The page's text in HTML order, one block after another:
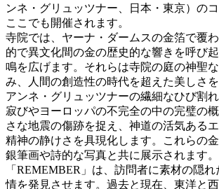
ンネ・グリュッツナー、日本・東京）の
ここでも開催されます。
寺院では、ヤーナ・ダームスの金箔で覆
的で異文化間の金の歴史的な響きを呼び
鳴を広げます。それらは寺院の庭の神聖
み、人間の創造性の時代を超えた美しさを
アンネ・グリュッツナーの繊細なひび割
寂びやヨーロッパの不完全の中の完璧の
さな地震の傷跡を捉え、神道の活気ある
精神の静けさを具現化します。これらの
銀筆画や詩的な写真と共に展示されます。
「REMEMBER」は、訪問者に素材の隠
情を発見させます。過去と現在、東洋と